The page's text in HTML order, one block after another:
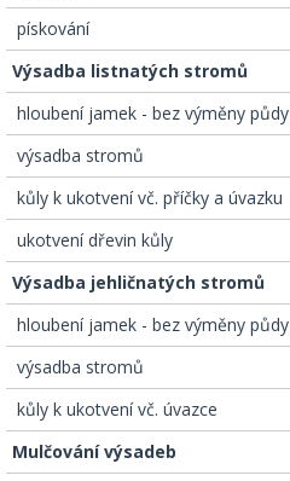
­ pískování
Výsadba listnatých stromů
­ hloubení jamek - bez výměny půdy
­ výsadba stromů
­ kůly k ukotvení vč. příčky a úvazku
­ ukotvení dřevin kůly
Výsadba jehličnatých stromů
­ hloubení jamek - bez výměny půdy
­ výsadba stromů
­ kůly k ukotvení vč. úvazce
Mulčování výsadeb